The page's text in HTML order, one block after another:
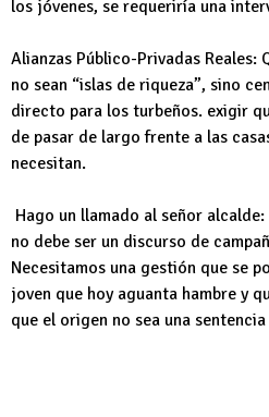
los jóvenes, se requeriría una
Alianzas Público-Privadas Reales:
no sean “islas de riqueza”, sino
directo para los turbeños. exigir
de pasar de largo frente a las
necesitan.
Hago un llamado al señor
no debe ser un discurso de
Necesitamos una gestión que se
joven que hoy aguanta hambre y
que el origen no sea una